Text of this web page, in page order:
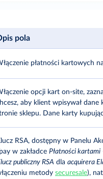
pola
płatności kartowych
opcji kart on-site,
aby klient wpisywał dane
sklepu. Dane karty
RSA, dostępny w Panelu
w zakładce Płatności kartami
publiczny RSA dla acquirera
metody securesale),